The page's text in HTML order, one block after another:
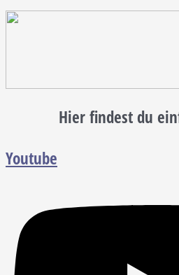
Hier findest du
Youtube